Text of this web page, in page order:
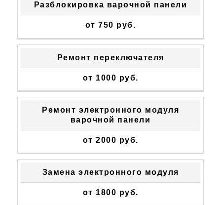
Разблокировка варочной панели
от 750 руб.
Ремонт переключателя
от 1000 руб.
Ремонт электронного модуля
варочной панели
от 2000 руб.
Замена электронного модуля
от 1800 руб.